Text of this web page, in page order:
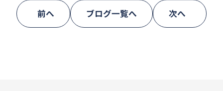
前へ ブログ一覧へ 次へ